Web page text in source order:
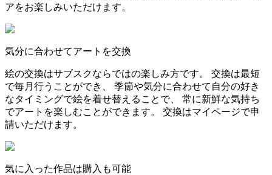
アをお楽しみいただけます。
気分に合わせてアートを交換
絵の交換はサブスクならではの楽しみ方です。 交換は最短
で毎月行うことができ、 季節や気分に合わせて自分の好き
なタイミングで絵を着せ替えることで、 常に新鮮な気持ち
でアートを楽しむことができます。 交換はマイページで申
請いただけます。
気に入った作品は購入も可能